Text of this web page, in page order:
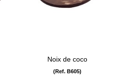
Noix de coco
(Ref. B605)